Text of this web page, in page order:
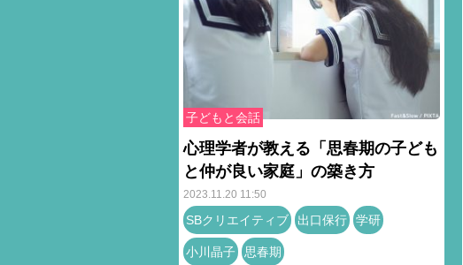
子どもと会話
心理学者が教える「思春期の子ども
と仲が良い家庭」の築き方
2023.11.20 11:50
SBクリエイティブ 出口保行 学研
小川晶子 思春期